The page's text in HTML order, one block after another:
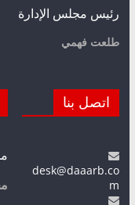
رئيس مجلس الإدارة
طلعت فهمي
اتصل بنا
desk@daaarb.co
m